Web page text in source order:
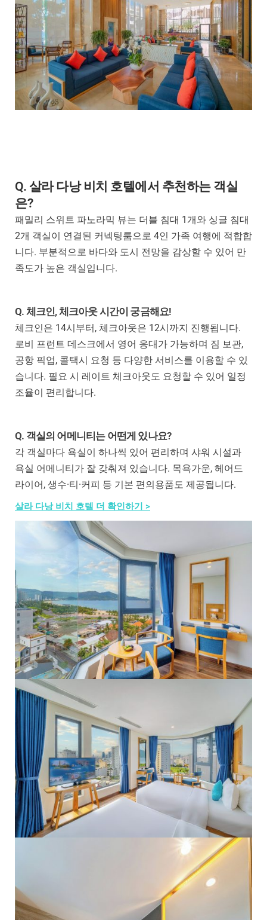
Q. 살라 다낭 비치 호텔에서 추천하는 객실
은?
패밀리 스위트 파노라믹 뷰는 더블 침대 1개와 싱글 침대
2개 객실이 연결된 커넥팅룸으로 4인 가족 여행에 적합합
니다. 부분적으로 바다와 도시 전망을 감상할 수 있어 만
족도가 높은 객실입니다.
Q. 체크인, 체크아웃 시간이 궁금해요!
체크인은 14시부터, 체크아웃은 12시까지 진행됩니다.
로비 프런트 데스크에서 영어 응대가 가능하며 짐 보관,
공항 픽업, 콜택시 요청 등 다양한 서비스를 이용할 수 있
습니다. 필요 시 레이트 체크아웃도 요청할 수 있어 일정
조율이 편리합니다.
Q. 객실의 어메니티는 어떤게 있나요?
각 객실마다 욕실이 하나씩 있어 편리하며 샤워 시설과
욕실 어메니티가 잘 갖춰져 있습니다. 목욕가운, 헤어드
라이어, 생수·티·커피 등 기본 편의용품도 제공됩니다.
살라 다낭 비치 호텔 더 확인하기 >